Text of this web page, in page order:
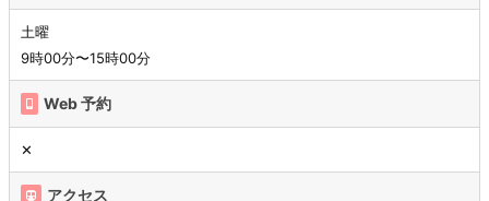
土曜
9時00分〜15時00分
Web 予約
✕
アクセス